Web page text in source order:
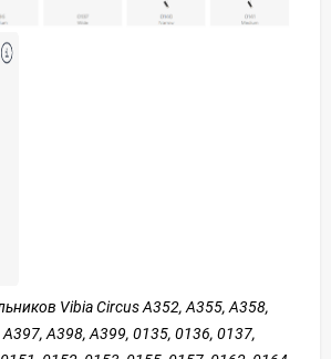
Vibia Circus А352, А355, А358,
А398, А399, 0135, 0136, 0137,